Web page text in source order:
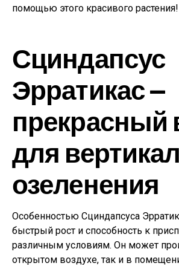
помощью этого красивого растения!
Сциндапсус
Эрратикас —
прекрасный
для
озеленения
Особенностью Сциндапсуса
быстрый рост и способность к
различным условиям. Он может
открытом воздухе, так и в